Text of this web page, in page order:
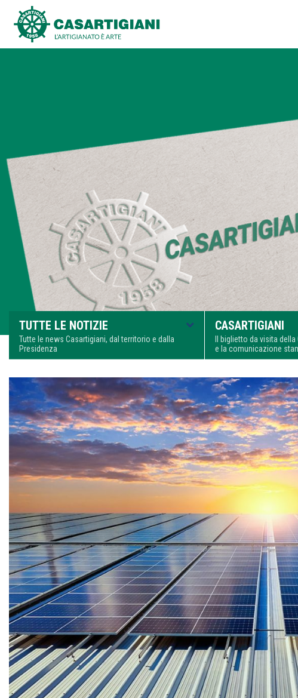
TUTTE LE NOTIZIE
Tutte le news Casartigiani, dal territorio e dalla
Presidenza
CASARTIGIANI
Il biglietto da visita
e la comunicazione